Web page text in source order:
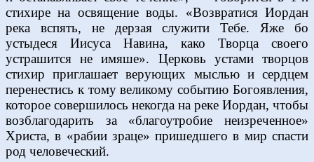
стихире на освящение воды. «Возвратися Иордан
река вспять, не дерзая служити Тебе. Яже бо
устыдеся Иисуса Навина, како Творца своего
устрашится не имяше». Церковь устами творцов
стихир приглашает верующих мыслью и сердцем
перенестись к тому великому событию Богоявления,
которое совершилось некогда на реке Иордан, чтобы
возблагодарить за «благоутробие неизреченное»
Христа, в «рабии зраце» пришедшего в мир спасти
род человеческий.